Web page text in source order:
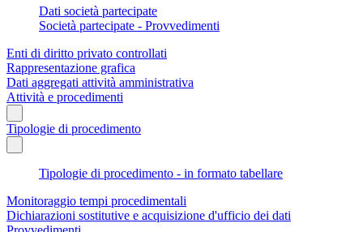
Dati società partecipate
Società partecipate - Provvedimenti
Enti di diritto privato controllati
Rappresentazione grafica
Dati aggregati attività amministrativa
Attività e procedimenti
Tipologie di procedimento
Tipologie di procedimento - in formato tabellare
Monitoraggio tempi procedimentali
Dichiarazioni sostitutive e acquisizione d'ufficio dei dati